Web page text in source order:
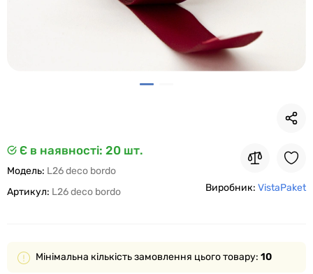
Є в наявності: 20 шт.
Модель: L26 deco bordo
Артикул: L26 deco bordo Виробник: VistaPaket
Мінімальна кількість замовлення цього товару: 10